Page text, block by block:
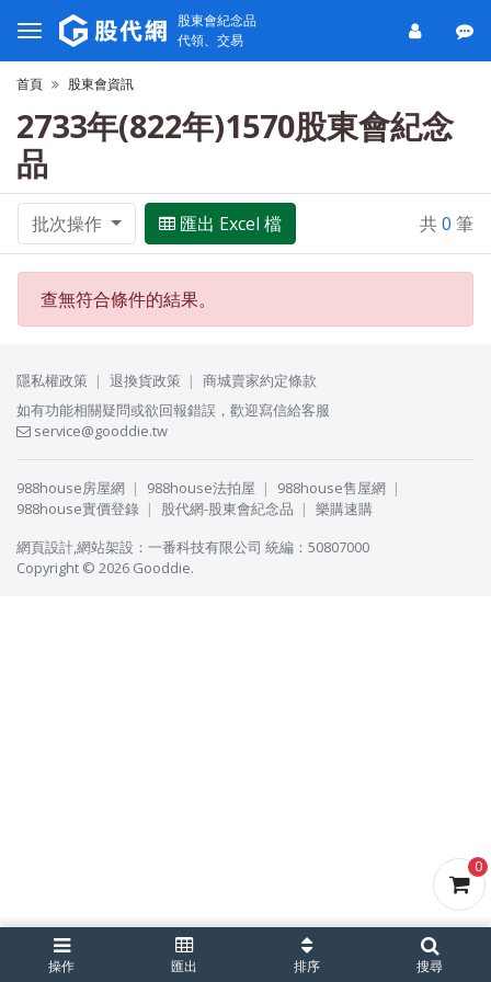
0
股東會紀念品
代領、交易
首頁 股東會資訊
2733年(822年)1570股東會紀念
品
批次操作 匯出 Excel 檔 共0 筆
查無符合條件的結果。
操作 匯出 排序 搜尋
隱私權政策 退換貨政策
商城賣家約定條款
如有功能相關疑問或欲回報錯誤，歡迎寫信給客服
service@gooddie.tw
988house房屋網 988house法拍屋
988house售屋網
988house實價登錄
股代網-股東會紀念品
樂購速購
網頁設計,網站架設 ： 一番科技有限公司 統編：50807000
Copyright © 2026 Gooddie.